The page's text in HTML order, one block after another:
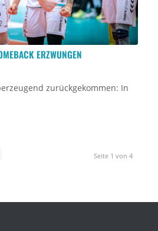
ERZWUNGEN
zurückgekommen: In
Seite 1 von 4